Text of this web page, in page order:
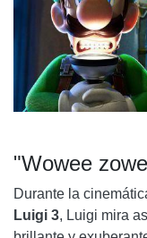
PUEDE QUE SEA
FANTASMAS Y
SABEN LO QUE
OTRAS
"Wowee
Durante la
Luigi 3, Luigi mira